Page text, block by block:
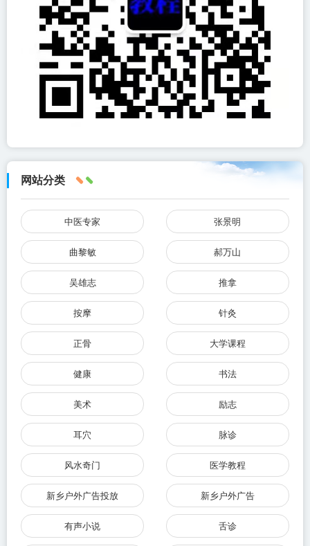
网站分类
中医专家 张景明
曲黎敏 郝万山
吴雄志 推拿
按摩 针灸
正骨 大学课程
健康 书法
美术 励志
耳穴 脉诊
风水奇门 医学教程
新乡户外广告投放 新乡户外广告
有声小说 舌诊